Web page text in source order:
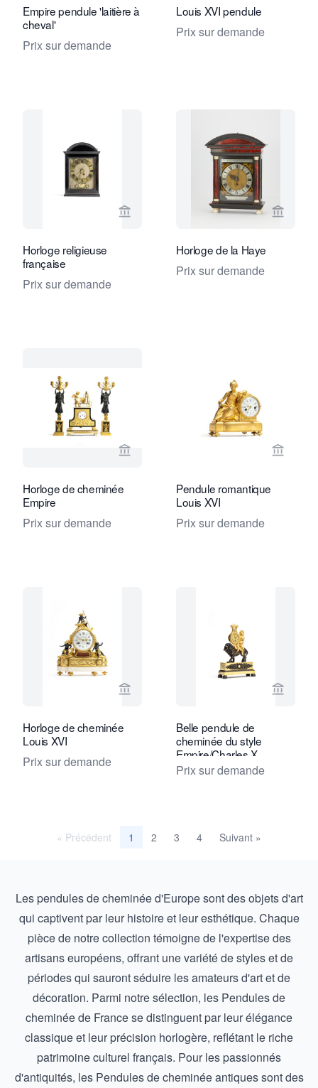
Empire pendule 'laitière à
cheval'
Prix sur demande
Louis XVI pendule
Prix sur demande
Voir la page vendeur de Toebosch
Horloge religieuse
française
Prix sur demande
Voir la
Horloge de la Haye
Prix sur demande
Voir la page vendeur de Toebosch
Horloge de cheminée
Empire
Prix sur demande
Voir la
Pendule romantique
Louis XVI
Prix sur demande
Voir la page vendeur de Toebosch
Horloge de cheminée
Louis XVI
Prix sur demande
Voir la
Belle pendule de
cheminée du style
Empire/Charles X
français datant d'environ
Prix sur demande
« Précédent 1 2 3 4 Suivant »
Les pendules de cheminée d'Europe sont des objets d'art
qui captivent par leur histoire et leur esthétique. Chaque
pièce de notre collection témoigne de l'expertise des
artisans européens, offrant une variété de styles et de
périodes qui sauront séduire les amateurs d'art et de
décoration. Parmi notre sélection, les Pendules de
cheminée de Francese distinguent par leur élégance
classique et leur précision horlogère, reflétant le riche
patrimoine culturel français. Pour les passionnés
d'antiquités, les Pendules de cheminée antiquessont des